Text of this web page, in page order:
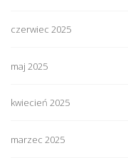
czerwiec 2025
maj 2025
kwiecień 2025
marzec 2025